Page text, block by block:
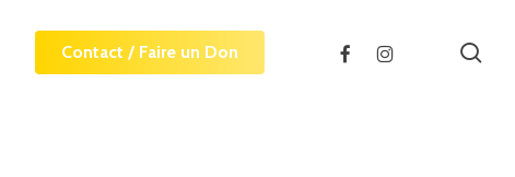
Contact / Faire un Don facebookinstagram